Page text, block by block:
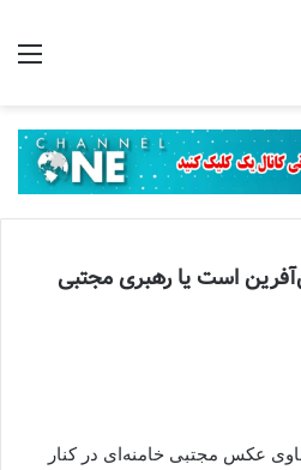
است یا رهبری مجتبی
عکس مجتبی خامنه‌ای در کنار